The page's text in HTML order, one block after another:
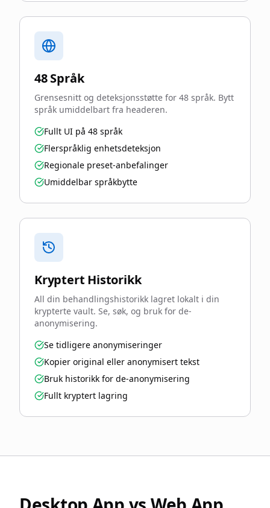
48 Språk
Grensesnitt og deteksjonsstøtte for 48 språk. Bytt
språk umiddelbart fra headeren.
Fullt UI på 48 språk
Flerspråklig enhetsdeteksjon
Regionale preset-anbefalinger
Umiddelbar språkbytte
Kryptert Historikk
All din behandlingshistorikk lagret lokalt i din
krypterte vault. Se, søk, og bruk for de-
anonymisering.
Se tidligere anonymiseringer
Kopier original eller anonymisert tekst
Bruk historikk for de-anonymisering
Fullt kryptert lagring